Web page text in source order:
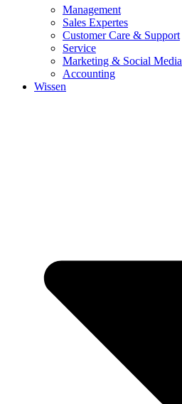
Management
Sales Expertes
Customer Care & Support
Service
Marketing & Social Media
Accounting
Wissen